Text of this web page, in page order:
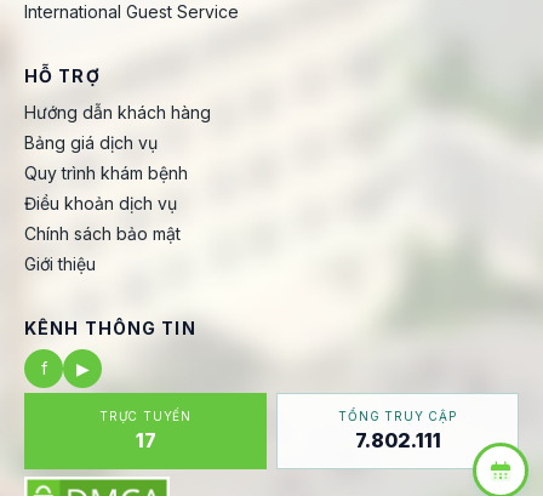
International Guest Service
HỖ TRỢ
Hướng dẫn khách hàng
Bảng giá dịch vụ
Quy trình khám bệnh
Điều khoản dịch vụ
Chính sách bảo mật
Giới thiệu
KÊNH THÔNG TIN
f
▶
TRỰC TUYẾN
17
TỔNG TRUY CẬP
7.802.111